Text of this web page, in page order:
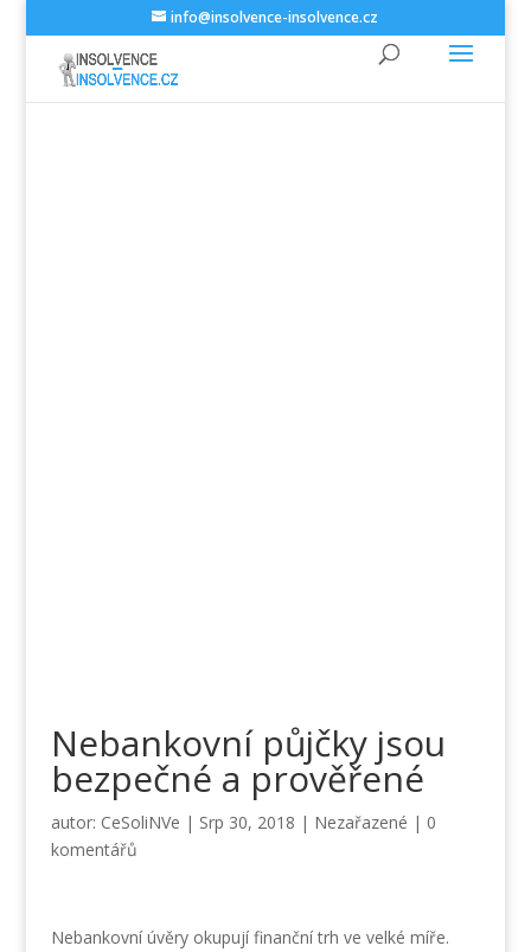
info@insolvence-insolvence.cz
Nebankovní půjčky jsou
bezpečné a prověřené
autor: CeSoliNVe | Srp 30, 2018 | Nezařazené | 0
komentářů
Nebankovní úvěry okupují finanční trh ve velké míře.